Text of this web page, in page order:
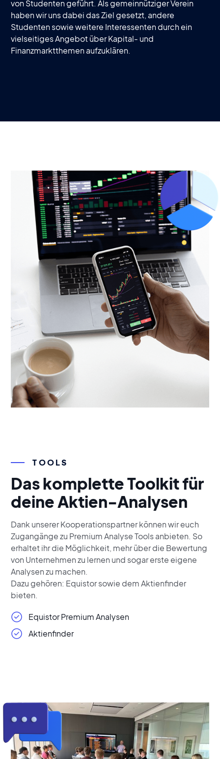
von Studenten geführt. Als gemeinnütziger Verein
haben wir uns dabei das Ziel gesetzt, andere
Studenten sowie weitere Interessenten durch ein
vielseitiges Angebot über Kapital- und
Finanzmarktthemen aufzuklären.
TOOLS
Das komplette Toolkit für
deine Aktien-Analysen
Dank unserer Kooperationspartner können wir euch
Zugangänge zu Premium Analyse Tools anbieten. So
erhaltet ihr die Möglichkeit, mehr über die Bewertung
von Unternehmen zu lernen und sogar erste eigene
Analysen zu machen.
Dazu gehören: Equistor sowie dem Aktienfinder
bieten.
Equistor Premium Analysen
Aktienfinder